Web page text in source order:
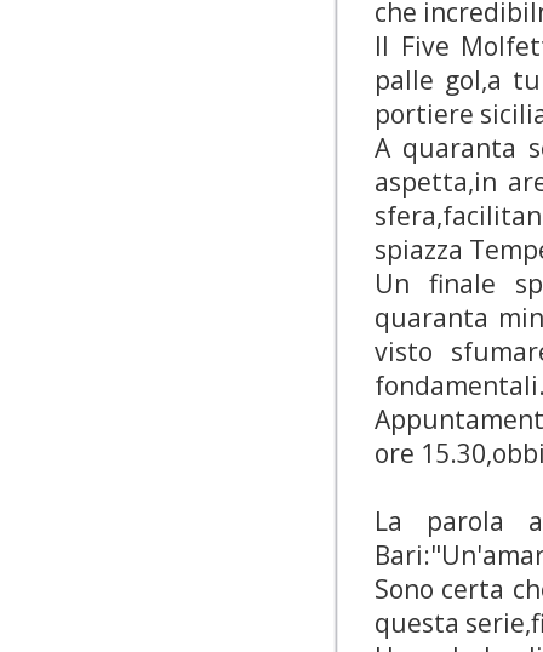
che
Il Five
palle gol,a
portiere
A quaranta
aspetta,in
spiazza
Un finale
quaranta
visto
ore
La parola
Sono certa
questa